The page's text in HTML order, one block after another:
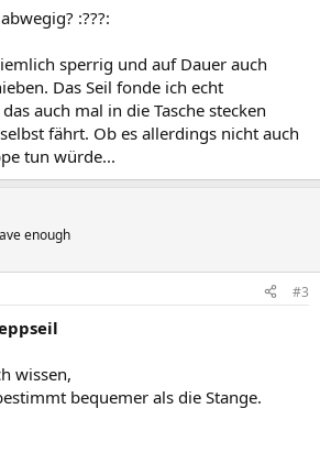
:???:
sperrig und auf Dauer auch
Das Seil fonde ich echt
auch mal in die Tasche stecken
fährt. Ob es allerdings nicht auch
tun würde...
enough
#3
wissen,
bequemer als die Stange.